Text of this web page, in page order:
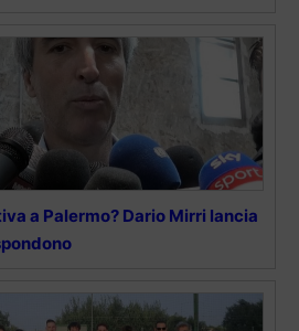
a Palermo? Dario Mirri lancia